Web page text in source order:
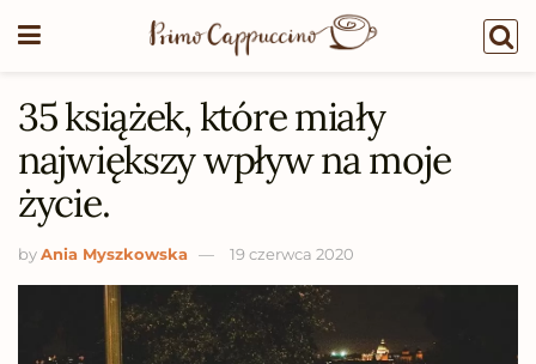
35 książek, które miały
największy wpływ na moje
życie.
byAnia Myszkowska 19 czerwca 2020